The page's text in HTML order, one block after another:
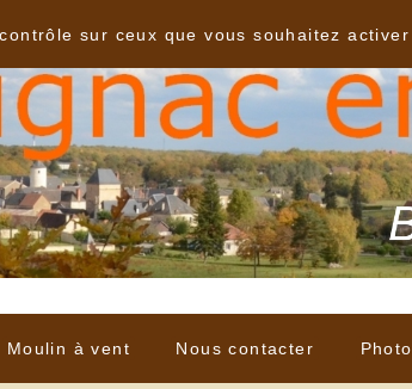
Moulin à vent Nous contacter
sur ceux que vous souhaitez activer